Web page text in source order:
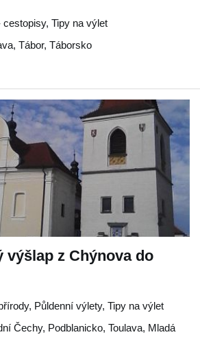
Tipy na výlet
, Tábor, Táborsko
výšlap z Chýnova do
Půldenní výlety, Tipy na výlet
Čechy, Podblanicko, Toulava, Mladá